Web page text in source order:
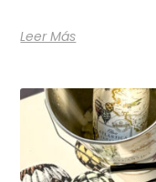
Leer Más